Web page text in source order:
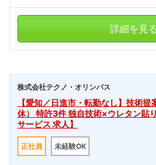
詳細を見る
株式会社テクノ・オリンパス
【愛知／日進市・転勤なし】技術提
休） 特許3件 独自技術×ウレタン貼
サービス 求人】
正社員 未経験OK